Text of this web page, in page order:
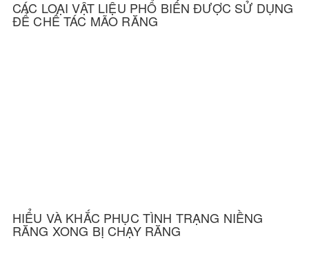
CÁC LOẠI VẬT LIỆU PHỔ BIẾN ĐƯỢC SỬ DỤNG
ĐỂ CHẾ TÁC MÃO RĂNG
HIỂU VÀ KHẮC PHỤC TÌNH TRẠNG NIỀNG
RĂNG XONG BỊ CHẠY RĂNG